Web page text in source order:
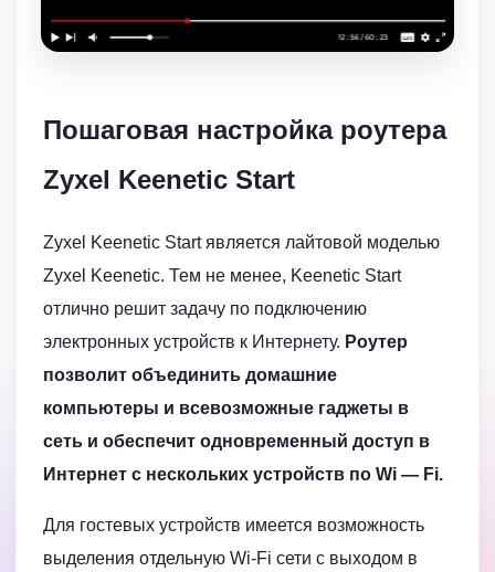
Пошаговая настройка роутера
Zyxel Keenetic Start
Zyxel Keenetic Start является лайтовой моделью
Zyxel Keenetic. Тем не менее, Keenetic Start
отлично решит задачу по подключению
электронных устройств к Интернету. Роутер
позволит объединить домашние
компьютеры и всевозможные гаджеты в
сеть и обеспечит одновременный доступ в
Интернет с нескольких устройств по Wi — Fi.
Для гостевых устройств имеется возможность
выделения отдельную Wi-Fi сети с выходом в